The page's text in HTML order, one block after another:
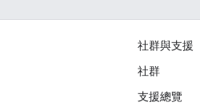
社群與支援
社群
支援總覽